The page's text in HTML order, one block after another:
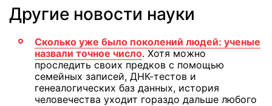
Другие новости науки
Сколько уже было поколений людей: ученые
назвали точное число. Хотя можно
проследить своих предков с помощью
семейных записей, ДНК-тестов и
генеалогических баз данных, история
человечества уходит гораздо дальше любого